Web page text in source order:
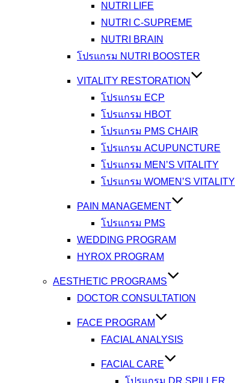
NUTRI LIFE
NUTRI C-SUPREME
NUTRI BRAIN
โปรแกรม NUTRI BOOSTER
VITALITY RESTORATION
โปรแกรม ECP
โปรแกรม HBOT
โปรแกรม PMS CHAIR
โปรแกรม ACUPUNCTURE
โปรแกรม MEN’S VITALITY
โปรแกรม WOMEN’S VITALITY
PAIN MANAGEMENT
โปรแกรม PMS
WEDDING PROGRAM
HYROX PROGRAM
AESTHETIC PROGRAMS
DOCTOR CONSULTATION
FACE PROGRAM
FACIAL ANALYSIS
FACIAL CARE
โปรแกรม DR.SPILLER